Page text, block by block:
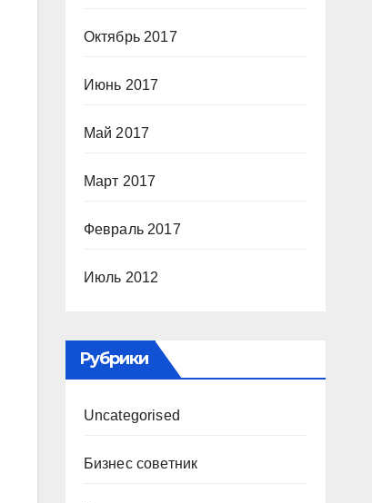
Октябрь 2017
Июнь 2017
Май 2017
Март 2017
Февраль 2017
Июль 2012
Рубрики
Uncategorised
Бизнес советник